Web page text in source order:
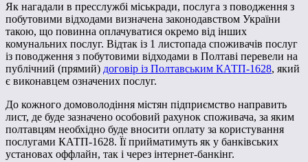
Як нагадали в пресслужбі міськради, послуга з поводження з
побутовими відходами визначена законодавством України
такою, що повинна оплачуватися окремо від інших
комунальних послуг. Відтак із 1 листопада споживачів послуг
із поводження з побутовими відходами в Полтаві перевели на
публічний (прямий) договір із Полтавським КАТП-1628, який
є виконавцем означених послуг.
До кожного домоволодіння містян підприємство направить
лист, де буде зазначено особовий рахунок споживача, за яким
полтавцям необхідно буде вносити оплату за користування
послугами КАТП-1628. Її прийматимуть як у банківських
установах оффлайн, так і через інтернет-банкінг.